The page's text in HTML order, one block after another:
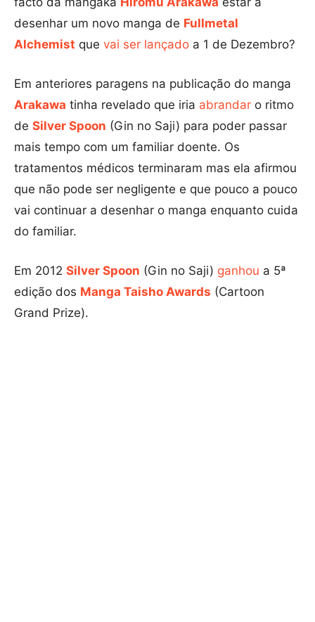
desenhar um novo manga de Fullmetal
Alchemist que vai ser lançado a 1 de Dezembro?
Em anteriores paragens na publicação do manga
Arakawa tinha revelado que iria abrandar o ritmo
de Silver Spoon (Gin no Saji) para poder passar
mais tempo com um familiar doente. Os
tratamentos médicos terminaram mas ela afirmou
que não pode ser negligente e que pouco a pouco
vai continuar a desenhar o manga enquanto cuida
do familiar.
Em 2012 Silver Spoon (Gin no Saji) ganhou a 5ª
edição dos Manga Taisho Awards (Cartoon
Grand Prize).